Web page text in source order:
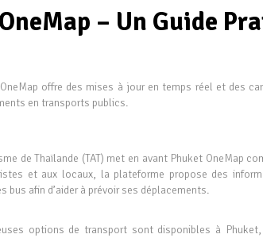
– Un Guide
OneMap offre des mises à jour en temps réel et des
en transports publics.
de Thaïlande (TAT) met en avant Phuket OneMap
et aux locaux, la plateforme propose des
bus afin d’aider à prévoir ses déplacements.
options de transport sont disponibles à